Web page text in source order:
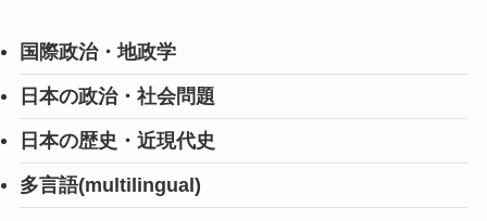
国際政治・地政学
日本の政治・社会問題
日本の歴史・近現代史
多言語(multilingual)